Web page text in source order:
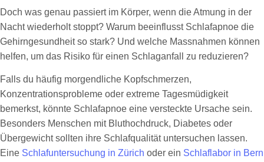
Doch was genau passiert im Körper, wenn die Atmung in der
Nacht wiederholt stoppt? Warum beeinflusst Schlafapnoe die
Gehirngesundheit so stark? Und welche Massnahmen können
helfen, um das Risiko für einen Schlaganfall zu reduzieren?
Falls du häufig morgendliche Kopfschmerzen,
Konzentrationsprobleme oder extreme Tagesmüdigkeit
bemerkst, könnte Schlafapnoe eine versteckte Ursache sein.
Besonders Menschen mit Bluthochdruck, Diabetes oder
Übergewicht sollten ihre Schlafqualität untersuchen lassen.
Eine Schlafuntersuchung in Zürich oder ein Schlaflabor in Bern